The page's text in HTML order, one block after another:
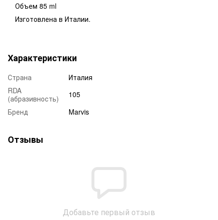
Объем 85 ml
Изготовлена в Италии.
Характеристики
Страна
Италия
RDA
(абразивность)
105
Бренд
Marvis
Отзывы
Добавьте первый отзыв